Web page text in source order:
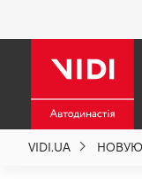
VIDI.UA
О